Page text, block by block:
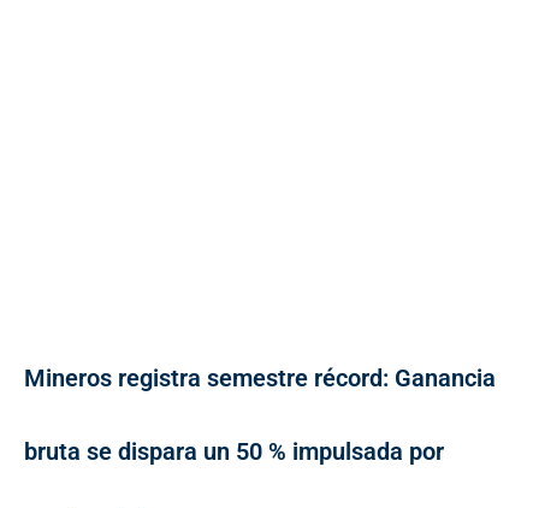
Mineros registra semestre récord: Ganancia
bruta se dispara un 50 % impulsada por